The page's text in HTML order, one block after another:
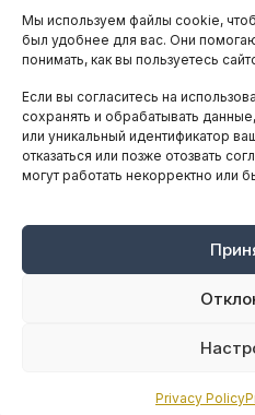
Мы используем файлы cookie,
был удобнее для вас. Они
понимать, как вы пользуетесь
Если вы согласитесь на
сохранять и обрабатывать
или уникальный идентификатор
отказаться или позже отозвать
могут работать некорректно или
Privacy Policy
НАВИГАЦИЯ
Архив материалов
Рекламные услуги
Оплата онлайн